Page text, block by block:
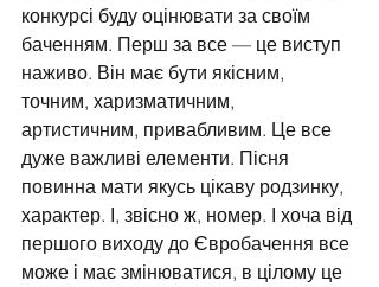
конкурсі буду оцінювати за своїм
баченням. Перш за все — це виступ
наживо. Він має бути якісним,
точним, харизматичним,
артистичним, привабливим. Це все
дуже важливі елементи. Пісня
повинна мати якусь цікаву родзинку,
характер. І, звісно ж, номер. І хоча від
першого виходу до Євробачення все
може і має змінюватися, в цілому це